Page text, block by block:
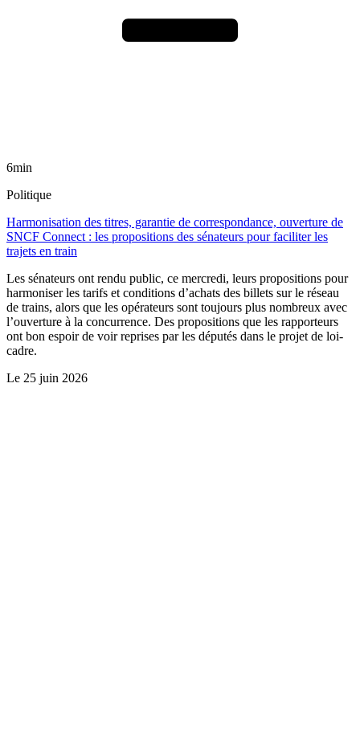
6min
Politique
Harmonisation des titres, garantie de correspondance, ouverture de
SNCF Connect : les propositions des sénateurs pour faciliter les
trajets en train
Les sénateurs ont rendu public, ce mercredi, leurs propositions pour
harmoniser les tarifs et conditions d’achats des billets sur le réseau
de trains, alors que les opérateurs sont toujours plus nombreux avec
l’ouverture à la concurrence. Des propositions que les rapporteurs
ont bon espoir de voir reprises par les députés dans le projet de loi-
cadre.
Le 25 juin 2026